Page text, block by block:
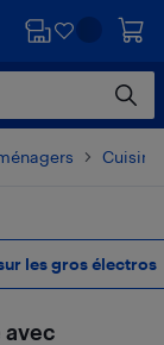
les gros électros
avec